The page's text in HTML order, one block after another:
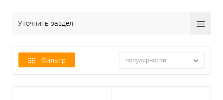
Уточнить раздел
Фильтр популярности